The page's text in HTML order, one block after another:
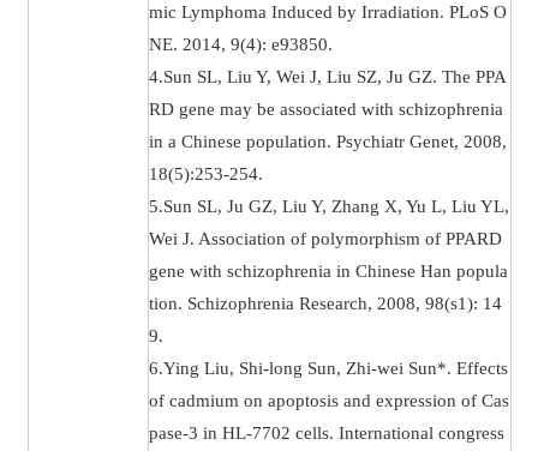
mic Lymphoma Induced by Irradiation. PLoS O
NE. 2014, 9(4): e93850.
4.Sun SL, Liu Y, Wei J, Liu SZ, Ju GZ. The PPA
RD gene may be associated with schizophrenia
in a Chinese population. Psychiatr Genet, 2008,
18(5):253-254.
5.Sun SL, Ju GZ, Liu Y, Zhang X, Yu L, Liu YL,
Wei J. Association of polymorphism of PPARD
gene with schizophrenia in Chinese Han popula
tion. Schizophrenia Research, 2008, 98(s1): 14
9.
6.Ying Liu, Shi-long Sun, Zhi-wei Sun*. Effects
of cadmium on apoptosis and expression of Cas
pase-3 in HL-7702 cells. International congress